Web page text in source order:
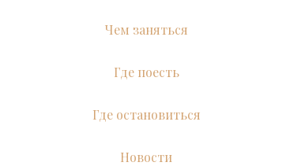
Чем заняться
Где поесть
Где остановиться
Новости